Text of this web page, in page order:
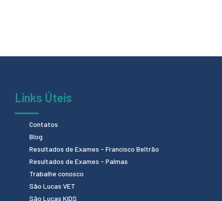
Links Úteis
Contatos
Blog
Resultados de Exames - Francisco Beltrão
Resultados de Exames - Palmas
Trabalhe conosco
São Lucas VET
São Lucas KIDS